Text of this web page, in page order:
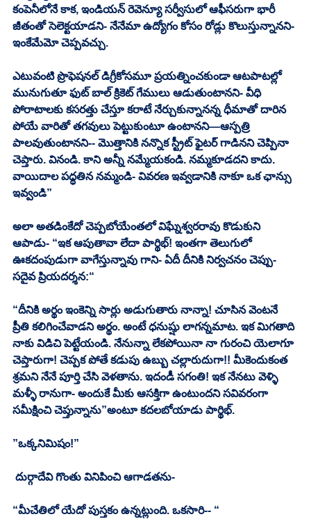
కంపెనీలోనే కాక, ఇండియన్ రెవెన్యూ సర్వీసులో ఆఫీసరుగా భారీ
జీతంతో సెలెక్టయాడని- నేనేమా ఉద్యోగం కోసం రోడ్లు కొలుస్తున్నానని-
ఇంకేమేమో చెప్పవచ్చు.
ఎటువంటి ప్రొఫెషనల్ డిగ్రీకోసమూ ప్రయత్నించకుండా ఆటపాటల్లో
మునుగుతూ ఫుట్ బాల్ క్రికెట్ గేములు ఆడుతుంటానని- వీధి
పోరాటాలకు కసరత్తు చేస్తూ కరాటే నేర్చుకున్నానన్న ధీమాతో దారిన
పోయే వారితో తగవులు పెట్టుకుంటూ ఉంటానని—ఆస్పత్రి
పాలవుతుంటానని-- మొత్తానికి నన్నొక స్ట్రీట్ ఫైటర్ గాడినని చెప్పినా
చెప్తారు. వినండి. కాని అన్నీ నమ్మేయకండి. నమ్మకూడదని కాదు.
వాయిదాల పధ్ధతిన నమ్మండి- వివరణ ఇవ్వడానికి నాకూ ఒక ఛాన్సు
ఇవ్వండి”
అలా అతడింకేదో చెప్పబోయేంతలో విఘ్నేశ్వరరావు కొడుకుని
ఆపాడు- “ఇక ఆపుతావా లేదా పార్థిభ్! ఇంతగా తెలుగులో
ఊకదంపుడుగా వాగేస్తున్నావు గాని- ఏదీ దీనికి నిర్వచనం చెప్పు-
సదైవ ప్రియదర్శన:“
“దీనికి అర్థం ఇంకెన్ని సార్లు అడుగుతారు నాన్నా! చూసిన వెంటనే
ప్రీతి కలిగించేవాడని అర్థం. అంటే ధనుష్షు లాగన్నమాట. ఇక మిగతాది
నాకు విడిచి పెట్టేయండి. నేనున్నా లేకపోయినా నా గురంచి యెలాగూ
చెప్తారుగా! చెప్పక పోతే కడుపు ఉబ్బు చల్లారుదుగా!! మీకెందుకంత
శ్రమని నేనే పూర్తి చేసి వెళతాను. ఇదండీ సగంతి! ఇక నేనటు వెళ్ళి
మళ్ళీ రానుగా- అందుకే మీకు ఆసక్తిగా ఉంటుందని సవివరంగా
సమీక్షించి చెప్తున్నాను”అంటూ కదలబోయాడు పార్థిభ్.
”ఒక్కనిమిషం!”
దుర్గాదేవి గొంతు వినిపించి ఆగాడతను-
“మీచేతిలో యేదో పుస్తకం ఉన్నట్లుంది. ఒకసారి-- “